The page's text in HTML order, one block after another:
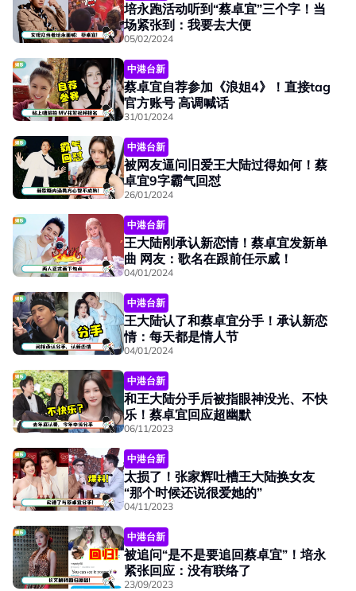
培永跑活动听到“蔡卓宜”三个字！当
场紧张到：我要去大便
05/02/2024
中港台新
蔡卓宜自荐参加《浪姐4》！直接tag
官方账号 高调喊话
31/01/2024
中港台新
被网友逼问旧爱王大陆过得如何！蔡
卓宜9字霸气回怼
26/01/2024
中港台新
王大陆刚承认新恋情！蔡卓宜发新单
曲 网友：歌名在跟前任示威！
04/01/2024
中港台新
王大陆认了和蔡卓宜分手！承认新恋
情：每天都是情人节
04/01/2024
中港台新
和王大陆分手后被指眼神没光、不快
乐！蔡卓宜回应超幽默
06/11/2023
中港台新
太损了！张家辉吐槽王大陆换女友
“那个时候还说很爱她的”
04/11/2023
中港台新
被追问“是不是要追回蔡卓宜”！培永
紧张回应：没有联络了
23/09/2023